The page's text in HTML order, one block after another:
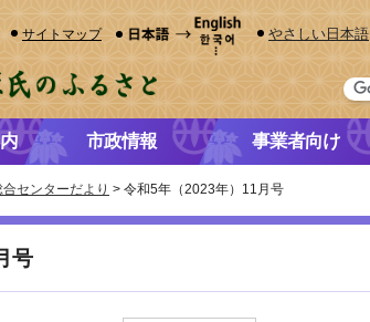
サイトマップ やさしい日本語
市政情報 事業者向け
合センターだより > 令和5年（2023年）11月号
号